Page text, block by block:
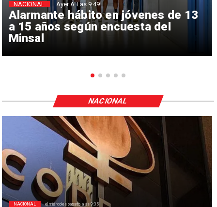
Alarmante hábito en jóvenes de 13
a 15 años según encuesta del
Minsal
NACIONAL Ayer A Las 9:49
NACIONAL el miércoles pasado a las 9:35
NACIONAL